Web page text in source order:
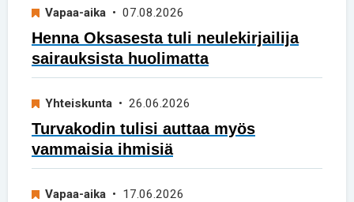
Vapaa-aika • 07.08.2026
Henna Oksasesta tuli neulekirjailija
sairauksista huolimatta
Yhteiskunta • 26.06.2026
Turvakodin tulisi auttaa myös
vammaisia ihmisiä
Vapaa-aika • 17.06.2026